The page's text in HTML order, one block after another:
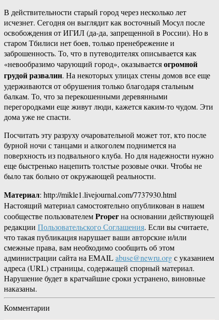
В действительности старый город через несколько лет
исчезнет. Сегодня он выглядит как восточный Мосул после
освобождения от ИГИЛ (да-да, запрещенной в России). Но в
старом Тбилиси нет боев, только пренебрежение и
заброшенность. То, что в путеводителях описывается как
«невообразимо чарующий город», оказываетсяогромной
грудой развалин. На некоторых улицах стены домов все еще
удерживаются от обрушения только благодаря стальным
балкам. То, что за перекошенными деревянными
перегородками еще живут люди, кажется каким-то чудом. Эти
дома уже не спасти.
Посчитать эту разруху очаровательной может тот, кто после
бурной ночи с танцами и алкоголем поднимется на
поверхность из подвального клуба. Но для надежности нужно
еще быстренько нацепить толстые розовые очки. Чтобы не
было так больно от окружающей реальности.
Материал: http://mikle1.livejournal.com/7737930.html
Настоящий материал самостоятельно опубликован в нашем
сообществе пользователемProperна основании действующей
редакции Пользовательского Соглашения. Если вы считаете,
что такая публикация нарушает ваши авторские и/или
смежные права, вам необходимо сообщить об этом
администрации сайта на EMAILabuse@newru.orgс указанием
адреса (URL) страницы, содержащей спорный материал.
Нарушение будет в кратчайшие сроки устранено, виновные
наказаны.
Комментарии